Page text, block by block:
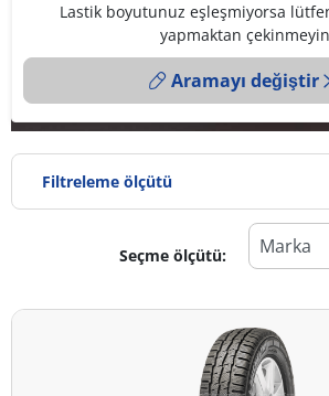
Lastik boyutunuz eşleşmiyorsa
yapmaktan
Aramayı değiştir
Filtreleme ölçütü
Lastik türü
Tüm lastik türleri (123)
Seçme ölçütü: